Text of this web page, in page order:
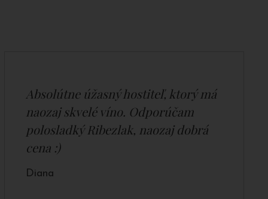
Absolútne úžasný hostiteľ, ktorý má
naozaj skvelé víno. Odporúčam
polosladký Ribezlak, naozaj dobrá
cena :)
Diana